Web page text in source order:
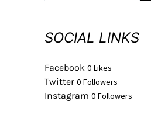
SOCIAL LINKS
Facebook 0 Likes
Twitter 0 Followers
Instagram 0 Followers